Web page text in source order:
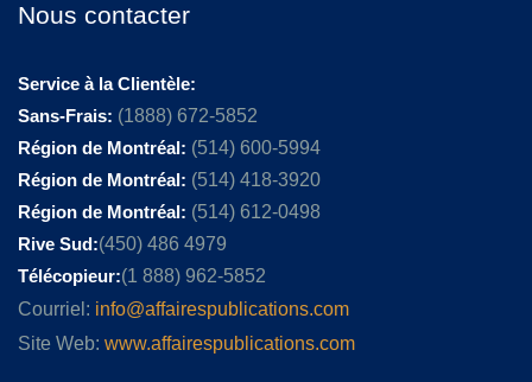
Nous contacter
Service à la Clientèle:
Sans-Frais: (1888) 672-5852
Région de Montréal: (514) 600-5994
Région de Montréal: (514) 418-3920
Région de Montréal: (514) 612-0498
Rive Sud:(450) 486 4979
Télécopieur:(1 888) 962-5852
Courriel: info@affairespublications.com
Site Web: www.affairespublications.com